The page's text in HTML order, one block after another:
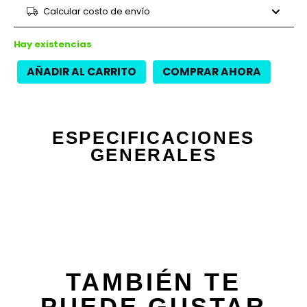
12 cuotas $117.450
9 cuotasCalcular costo de envío
Hay existencias
AÑADIR AL CARRITO COMPRAR AHORA
ESPECIFICACIONES
GENERALES
TAMBIÉN TE